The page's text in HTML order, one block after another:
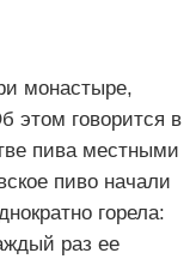
монастыре,
этом говорится в
пива местными
пиво начали
горела:
раз ее